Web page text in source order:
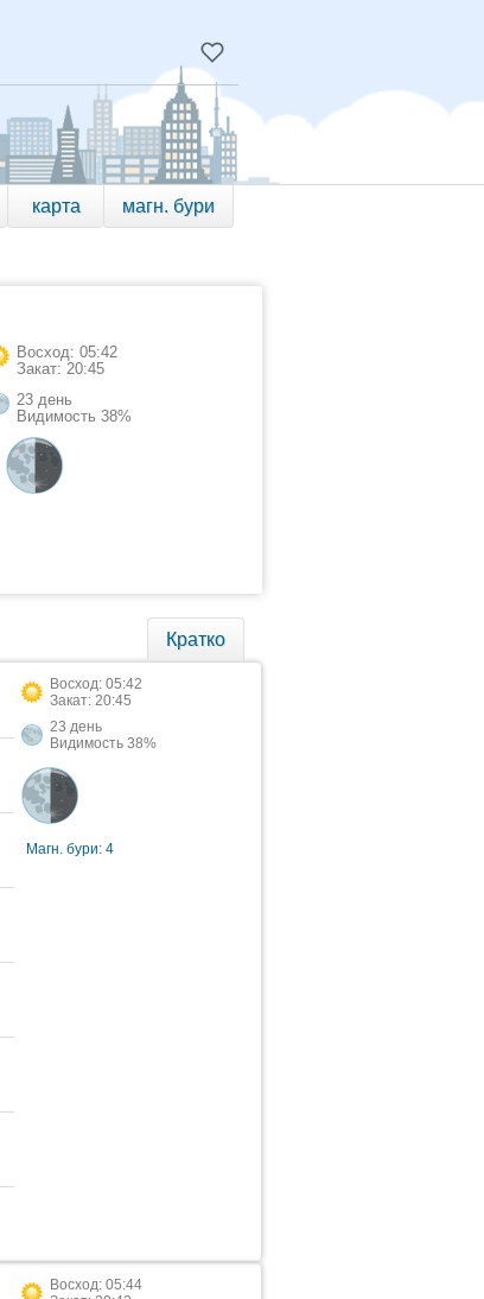
карта магн. бури
Восход: 05:42
Закат: 20:45
23 день
Видимость 38%
Кратко
Восход: 05:42
Закат: 20:45
23 день
Видимость 38%
Магн. бури: 4
Восход: 05:44